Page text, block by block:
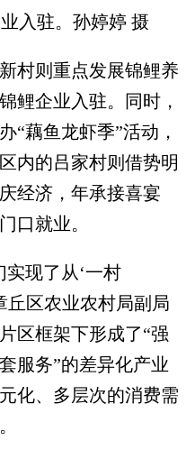
入驻。孙婷婷 摄
则重点发展锦鲤养
鲤企业入驻。同时，
“藕鱼龙虾季”活动，
内的吕家村则借势明
经济，年承接喜宴
口就业。
现了从‘一村
丘区农业农村局副局
区框架下形成了“强
服务”的差异化产业
化、多层次的消费需